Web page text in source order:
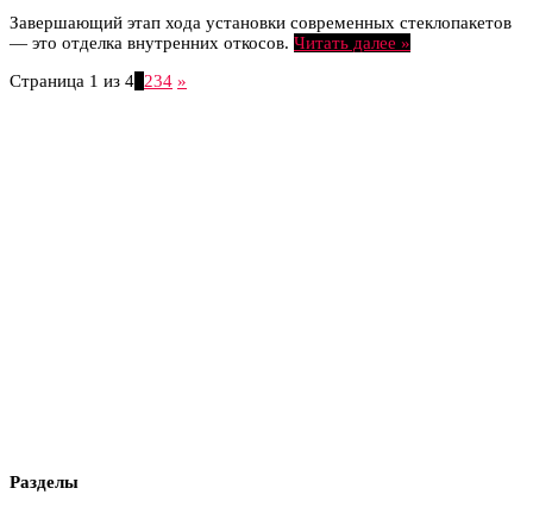
Завершающий этап хода установки современных стеклопакетов
— это отделка внутренних откосов. Читать далее »
Страница 1 из 4 234 »
Разделы